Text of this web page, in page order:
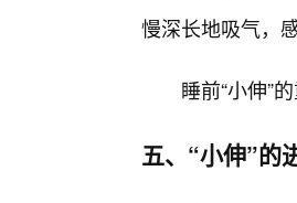
慢深长地吸气，
睡前“小伸”
五、“小伸”的